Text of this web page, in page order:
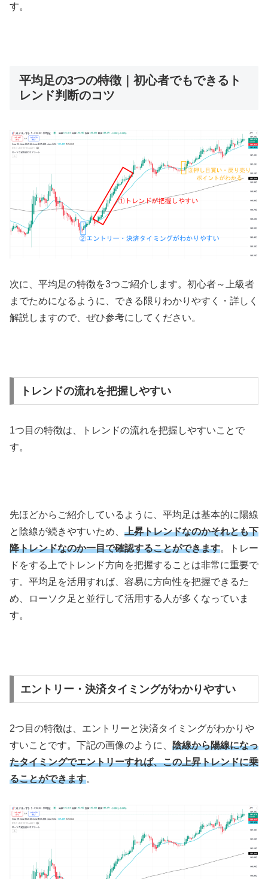
す。
平均足の3つの特徴｜初心者でもできるト
レンド判断のコツ
次に、平均足の特徴を3つご紹介します。初心者～上級者
までためになるように、できる限りわかりやすく・詳しく
解説しますので、ぜひ参考にしてください。
トレンドの流れを把握しやすい
1つ目の特徴は、トレンドの流れを把握しやすいことで
す。
先ほどからご紹介しているように、平均足は基本的に陽線
と陰線が続きやすいため、 上昇トレンドなのかそれとも下
降トレンドなのか一目で確認することができます。トレー
ドをする上でトレンド方向を把握することは非常に重要で
す。平均足を活用すれば、容易に方向性を把握できるた
め、ローソク足と並行して活用する人が多くなっていま
す。
エントリー・決済タイミングがわかりやすい
2つ目の特徴は、エントリーと決済タイミングがわかりや
すいことです。下記の画像のように、 陰線から陽線になっ
たタイミングでエントリーすれば、この上昇トレンドに乗
ることができます。